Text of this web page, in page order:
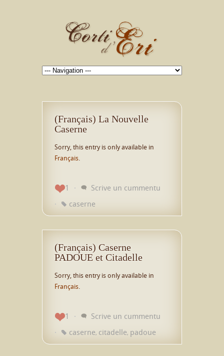
(Français) La Nouvelle
Caserne
Sorry, this entry is only available in
Français
1
Scrive un cummentu
caserne
(Français) Caserne
PADOUE et Citadelle
Sorry, this entry is only available in
Français
1
Scrive un cummentu
caserne, citadelle, padoue